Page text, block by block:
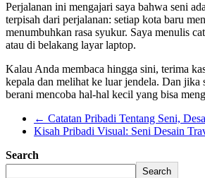
Perjalanan ini mengajari saya bahwa seni
terpisah dari perjalanan: setiap kota baru
menumbuhkan rasa syukur. Saya menulis
atau di belakang layar laptop.
Kalau Anda membaca hingga sini, terima
kepala dan melihat ke luar jendela. Dan jika
berani mencoba hal-hal kecil yang bisa
← Catatan Pribadi Tentang Seni,
Kisah Pribadi Visual: Seni Desain
Search
Search